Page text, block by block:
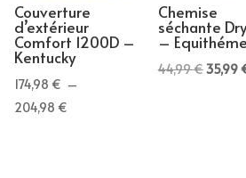
Couverture
d’extérieur
Comfort 1200D –
Kentucky
174,98€ –
204,98€
Chemise
séchante
– Equithéme
44,99€ Le
35,99